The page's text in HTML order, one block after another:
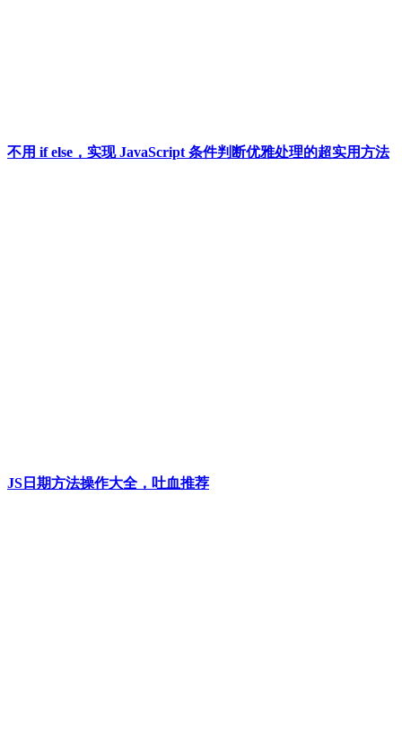
不用 if else，实现 JavaScript 条件判断优雅处理的超实用方法
JS日期方法操作大全，吐血推荐